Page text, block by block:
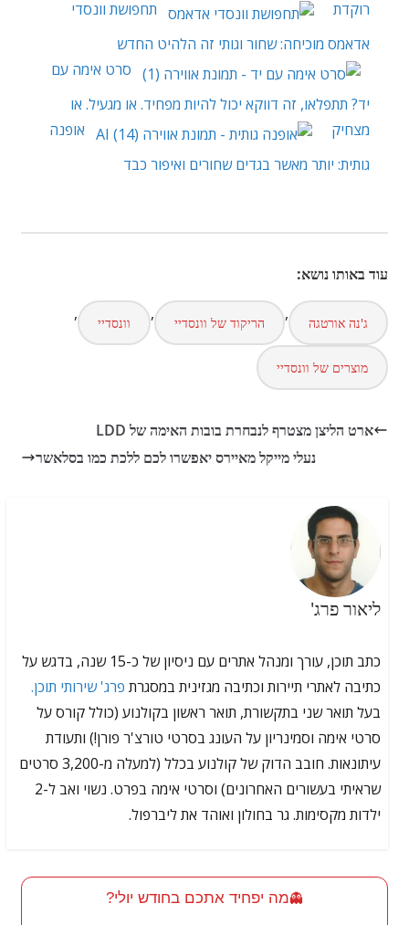
רוקדת
תחפושת וונסדי
אדאמס מוכיחה: שחור וגותי זה הלהיט החדש
סרט אימה עם
יד? תתפלאו, זה דווקא יכול להיות מפחיד. או מגעיל. או
מצחיק
אופנה
גותית: יותר מאשר בגדים שחורים ואיפור כבד
עוד באותו נושא:
ג'נה אורטגה , הריקוד של וונסדיי , וונסדיי ,
מוצרים של וונסדיי
ארט הליצן מצטרף לנבחרת בובות האימה של LDD
נעלי מייקל מאיירס יאפשרו לכם ללכת כמו בסלאשר
ליאור פרג'
כתב תוכן, עורך ומנהל אתרים עם ניסיון של כ-15 שנה, בדגש על
כתיבה לאתרי תיירות וכתיבה מגזינית במסגרת פרג' שירותי תוכן.
בעל תואר שני בתקשורת, תואר ראשון בקולנוע (כולל קורס על
סרטי אימה וסמינריון על העונג בסרטי טורצ'ר פורן!) ותעודת
עיתונאות. חובב הדוק של קולנוע בכלל (למעלה מ-3,200 סרטים
שראיתי בעשורים האחרונים) וסרטי אימה בפרט. נשוי ואב ל-2
ילדות מקסימות. גר בחולון ואוהד את ליברפול.
👻מה יפחיד אתכם בחודש יולי?